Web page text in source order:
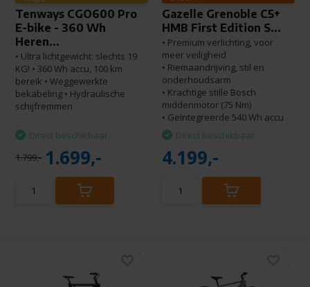
Tenways CGO600 Pro
E-bike - 360 Wh
Heren...
• Ultra lichtgewicht: slechts 19
KG! • 360 Wh accu, 100 km
bereik • Weggewerkte
bekabeling • Hydraulische
schijfremmen
Direct beschikbaar
1.799,- 1.699,-
Gazelle Grenoble C5+
HMB First Edition S...
• Premium verlichting, voor
meer veiligheid
• Riemaandrijving, stil en
onderhoudsarm
• Krachtige stille Bosch
middenmotor (75 Nm)
• Geïntegreerde 540 Wh accu
Direct beschikbaar
4.199,-